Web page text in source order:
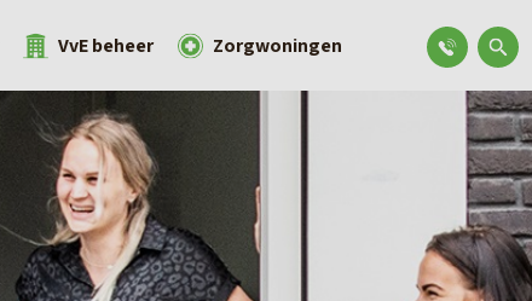
VvE beheer Zorgwoningen